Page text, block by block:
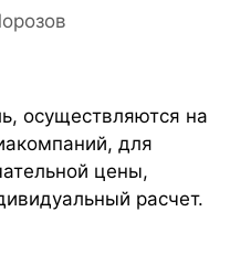
осуществляются на
для
цены,
расчет.